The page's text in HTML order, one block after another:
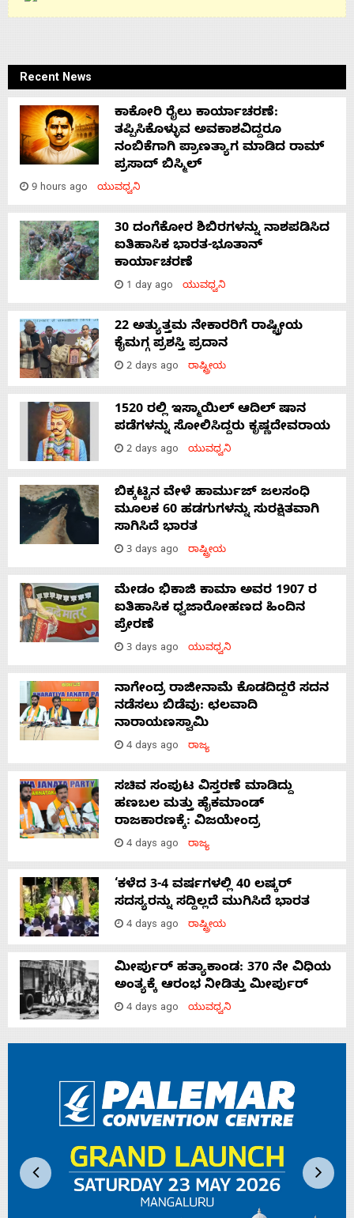
Recent News
ಕಾಕೋರಿ ರೈಲು ಕಾರ್ಯಾಚರಣೆ:
ತಪ್ಪಿಸಿಕೊಳ್ಳುವ ಅವಕಾಶವಿದ್ದರೂ
ನಂಬಿಕೆಗಾಗಿ ಪ್ರಾಣತ್ಯಾಗ ಮಾಡಿದ ರಾಮ್
ಪ್ರಸಾದ್ ಬಿಸ್ಮಿಲ್
9 hours ago ಯುವಧ್ವನಿ
30 ದಂಗೆಕೋರ ಶಿಬಿರಗಳನ್ನು ನಾಶಪಡಿಸಿದ
ಐತಿಹಾಸಿಕ ಭಾರತ-ಭೂತಾನ್
ಕಾರ್ಯಾಚರಣೆ
1 day ago ಯುವಧ್ವನಿ
22 ಅತ್ಯುತ್ತಮ ನೇಕಾರರಿಗೆ ರಾಷ್ಟ್ರೀಯ
ಕೈಮಗ್ಗ ಪ್ರಶಸ್ತಿ ಪ್ರದಾನ
2 days ago ರಾಷ್ಟ್ರೀಯ
1520 ರಲ್ಲಿ ಇಸ್ಮಾಯಿಲ್ ಆದಿಲ್ ಷಾನ
ಪಡೆಗಳನ್ನು ಸೋಲಿಸಿದ್ದರು ಕೃಷ್ಣದೇವರಾಯ
2 days ago ಯುವಧ್ವನಿ
ಬಿಕ್ಕಟ್ಟಿನ ವೇಳೆ ಹಾರ್ಮುಜ್ ಜಲಸಂಧಿ
ಮೂಲಕ 60 ಹಡಗುಗಳನ್ನು ಸುರಕ್ಷಿತವಾಗಿ
ಸಾಗಿಸಿದೆ ಭಾರತ
3 days ago ರಾಷ್ಟ್ರೀಯ
ಮೇಡಂ ಭಿಕಾಜಿ ಕಾಮಾ ಅವರ 1907 ರ
ಐತಿಹಾಸಿಕ ಧ್ವಜಾರೋಹಣದ ಹಿಂದಿನ
ಪ್ರೇರಣೆ
3 days ago ಯುವಧ್ವನಿ
ನಾಗೇಂದ್ರ ರಾಜೀನಾಮೆ ಕೊಡದಿದ್ದರೆ ಸದನ
ನಡೆಸಲು ಬಿಡೆವು: ಛಲವಾದಿ
ನಾರಾಯಣಸ್ವಾಮಿ
4 days ago ರಾಜ್ಯ
ಸಚಿವ ಸಂಪುಟ ವಿಸ್ತರಣೆ ಮಾಡಿದ್ದು
ಹಣಬಲ ಮತ್ತು ಹೈಕಮಾಂಡ್
ರಾಜಕಾರಣಕ್ಕೆ: ವಿಜಯೇಂದ್ರ
4 days ago ರಾಜ್ಯ
‘ಕಳೆದ 3-4 ವರ್ಷಗಳಲ್ಲಿ 40 ಲಷ್ಕರ್
ಸದಸ್ಯರನ್ನು ಸದ್ದಿಲ್ಲದೆ ಮುಗಿಸಿದೆ ಭಾರತ
4 days ago ರಾಷ್ಟ್ರೀಯ
ಮೀರ್ಪುರ್ ಹತ್ಯಾಕಾಂಡ: 370 ನೇ ವಿಧಿಯ
ಅಂತ್ಯಕ್ಕೆ ಆರಂಭ ನೀಡಿತ್ತು ಮೀರ್ಪುರ್
4 days ago ಯುವಧ್ವನಿ